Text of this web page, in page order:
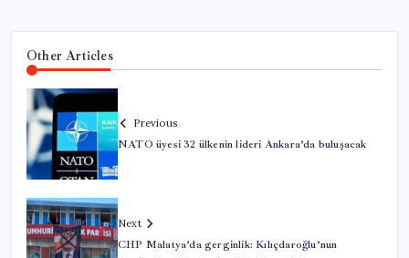
Other Articles
Previous
NATO üyesi 32 ülkenin lideri Ankara’da buluşacak
Next
CHP Malatya’da gerginlik: Kılıçdaroğlu’nun